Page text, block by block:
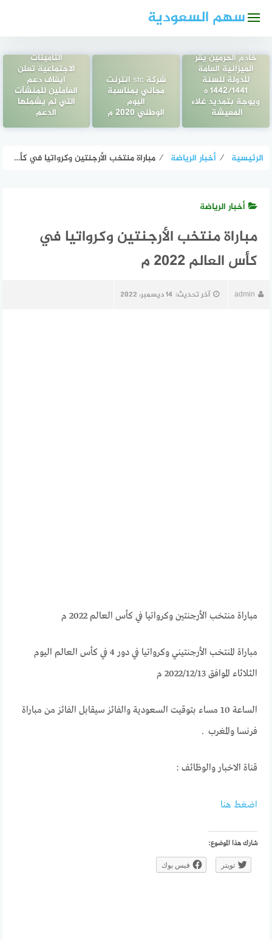
سهم السعودية
خادم الحرمين يقر
الميزانية العامة
للدولة للسنة
1442/1441 ه
ويوجة بتمديد غلاء
المعيشة
شركة stc انترنت
مجاني بمناسبة
اليوم
الوطني 2020 م
التأمينات
الاجتماعية تعلن
ايقاف دعم
العاملين للمنشآت
التي لم يشملها
الدعم
الرئيسية ⁄ أخبار الرياضة ⁄ مباراة منتخب الأرجنتين وكرواتيا في كأس العالم 2022 م
أخبار الرياضة
مباراة منتخب الأرجنتين وكرواتيا في
كأس العالم 2022 م
admin آخر تحديث: 14 ديسمبر، 2022
مباراة منتخب الأرجنتين وكرواتيا في كأس العالم 2022 م
مباراة المنتخب الأرجنتيني وكرواتيا في دور 4 في كأس العالم اليوم
الثلاثاء الموافق 2022/12/13 م
الساعة 10 مساء بتوقيت السعودية والفائز سيقابل الفائز من مباراة
فرنسا والمغرب .
قناة الاخبار والوظائف :
اضغط هـنـا
شارك هذا الموضوع:
تويتر فيس بوك